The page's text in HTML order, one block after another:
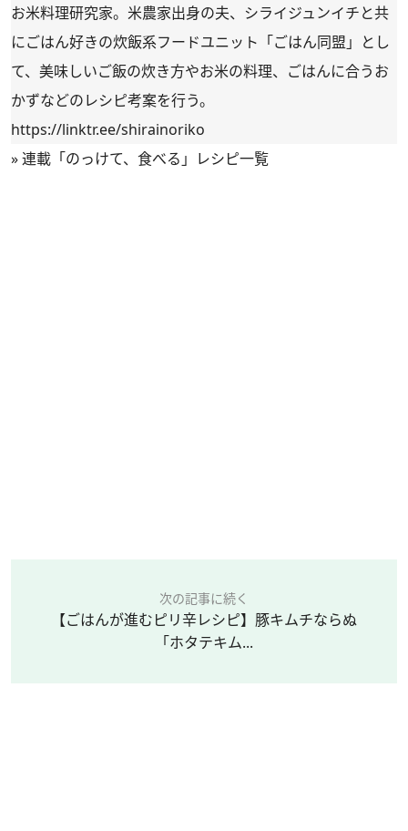
お米料理研究家。米農家出身の夫、シライジュンイチと共
にごはん好きの炊飯系フードユニット「ごはん同盟」とし
て、美味しいご飯の炊き方やお米の料理、ごはんに合うお
かずなどのレシピ考案を行う。
https://linktr.ee/shirainoriko
»連載「のっけて、食べる」レシピ一覧
次の記事に続く
【ごはんが進むピリ辛レシピ】豚キムチならぬ
「ホタテキム...